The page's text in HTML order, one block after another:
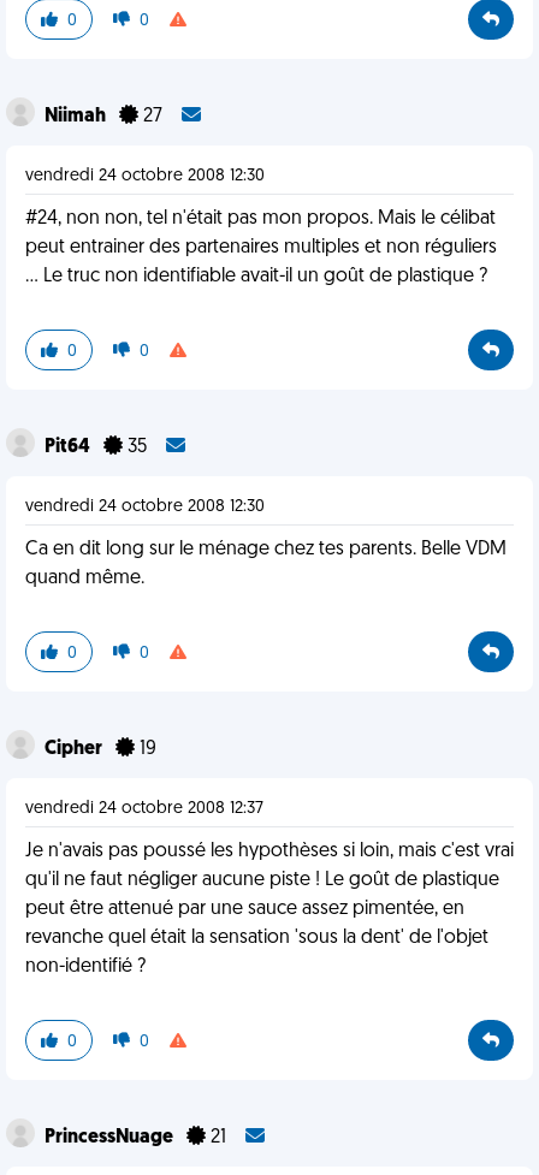
0 0
Niimah 27
vendredi 24 octobre 2008 12:30
#24, non non, tel n'était pas mon propos. Mais le célibat
peut entrainer des partenaires multiples et non réguliers
... Le truc non identifiable avait-il un goût de plastique ?
0 0
Pit64 35
vendredi 24 octobre 2008 12:30
Ca en dit long sur le ménage chez tes parents. Belle VDM
quand même.
0 0
Cipher 19
vendredi 24 octobre 2008 12:37
Je n'avais pas poussé les hypothèses si loin, mais c'est vrai
qu'il ne faut négliger aucune piste ! Le goût de plastique
peut être attenué par une sauce assez pimentée, en
revanche quel était la sensation 'sous la dent' de l'objet
non-identifié ?
0 0
PrincessNuage 21